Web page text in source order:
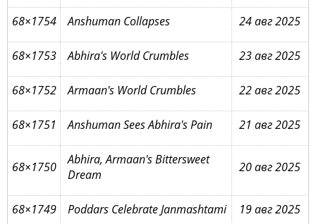
68×1754 Anshuman Collapses 24 авг 2025
68×1753 Abhira's World Crumbles 23 авг 2025
68×1752 Armaan's World Crumbles 22 авг 2025
68×1751 Anshuman Sees Abhira's Pain 21 авг 2025
68×1750
Abhira, Armaan's Bittersweet
Dream
20 авг 2025
68×1749 Poddars Celebrate Janmashtami 19 авг 2025